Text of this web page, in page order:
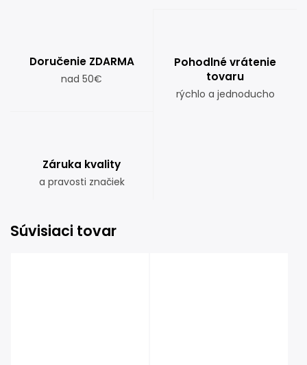
Doručenie ZDARMA
nad 50€
Pohodlné vrátenie
tovaru
rýchlo a jednoducho
Záruka kvality
a pravosti značiek
Súvisiaci tovar